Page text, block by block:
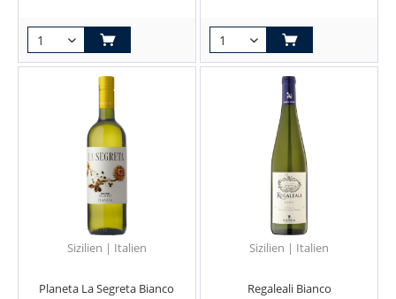
Sizilien | Italien
Planeta La Segreta Bianco
Sizilien | Italien
Regaleali Bianco